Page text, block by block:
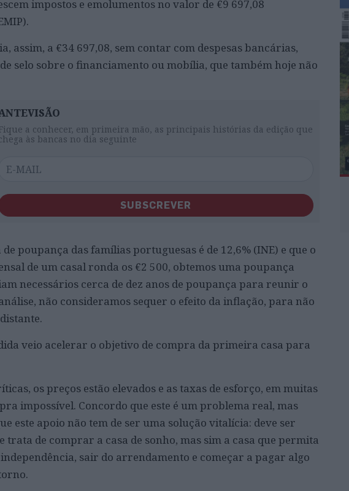
impostos e emolumentos no valor de €9 697,08
assim, a €34 697,08, sem contar com despesas bancárias,
selo sobre o financiamento ou mobília, que também hoje não
a conhecer, em primeira mão, as principais histórias da edição que
às bancas no dia seguinte
SUBSCREVER
poupança das famílias portuguesas é de 12,6% (INE) e que o
de um casal ronda os €2 500, obtemos uma poupança
necessários cerca de dez anos de poupança para reunir o
não consideramos sequer o efeito da inflação, para não
veio acelerar o objetivo de compra da primeira casa para
os preços estão elevados e as taxas de esforço, em muitas
impossível. Concordo que este é um problema real, mas
este apoio não tem de ser uma solução vitalícia: deve ser
trata de comprar a casa de sonho, mas sim a casa que permita
sair do arrendamento e começar a pagar algo